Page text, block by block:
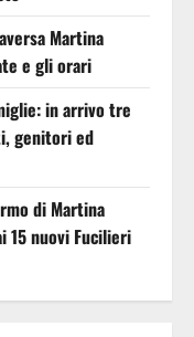
Martina
e gli orari
in arrivo tre
genitori ed
di Martina
15 nuovi Fucilieri